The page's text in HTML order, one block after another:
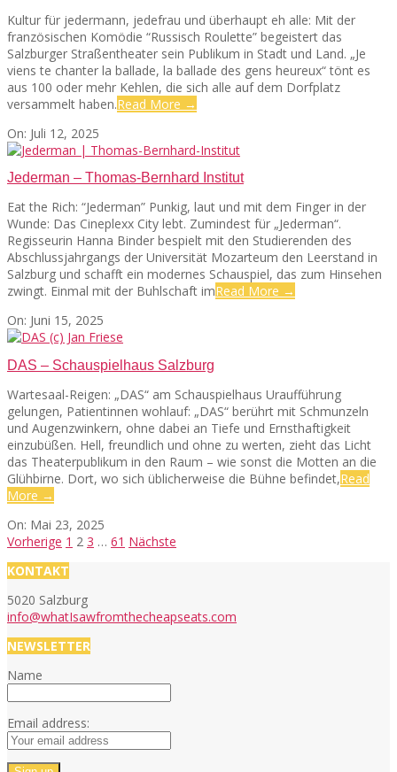
Kultur für jedermann, jedefrau und überhaupt eh alle: Mit der
französischen Komödie “Russisch Roulette” begeistert das
Salzburger Straßentheater sein Publikum in Stadt und Land. „Je
viens te chanter la ballade, la ballade des gens heureux“ tönt es
aus 100 oder mehr Kehlen, die sich alle auf dem Dorfplatz
versammelt haben.Read More →
2025-
07-
On: Juli 12, 2025
Jederman – Thomas-Bernhard Institut
Eat the Rich: “Jederman” Punkig, laut und mit dem Finger in der
Wunde: Das Cineplexx City lebt. Zumindest für „Jederman“.
Regisseurin Hanna Binder bespielt mit den Studierenden des
Abschlussjahrgangs der Universität Mozarteum den Leerstand in
Salzburg und schafft ein modernes Schauspiel, das zum Hinsehen
zwingt. Einmal mit der Buhlschaft imRead More →
2025-
06-
On: Juni 15, 2025
DAS – Schauspielhaus Salzburg
Wartesaal-Reigen: „DAS“ am Schauspielhaus Uraufführung
gelungen, Patientinnen wohlauf: „DAS“ berührt mit Schmunzeln
und Augenzwinkern, ohne dabei an Tiefe und Ernsthaftigkeit
einzubüßen. Hell, freundlich und ohne zu werten, zieht das Licht
das Theaterpublikum in den Raum – wie sonst die Motten an die
Glühbirne. Dort, wo sich üblicherweise die Bühne befindet,Read
More →
2025-
05-
On: Mai 23, 2025
Seitennummerierung
der
Vorherige 1 2 3 … 61 Nächste
KONTAKT
5020 Salzburg
info@whatIsawfromthecheapseats.com
NEWSLETTER
Name
Email address: